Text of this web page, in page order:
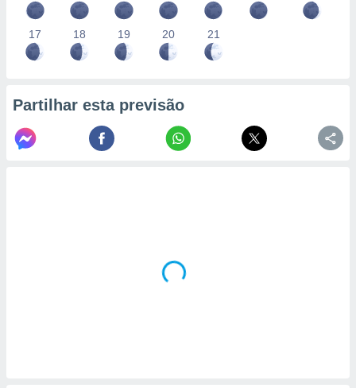
17 18 19 20 21
Partilhar esta previsão